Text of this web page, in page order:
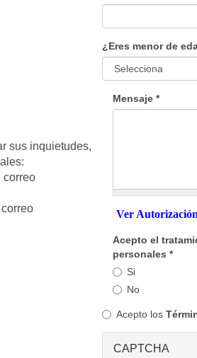
sus inquietudes,
correo
¿Eres menor de
Mensaje *
Ver
Acepto el
personales *
Si
No
Acepto los
CAPTCHA